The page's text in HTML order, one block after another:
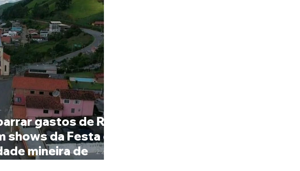
gastos de R$
shows da Festa da
mineira de